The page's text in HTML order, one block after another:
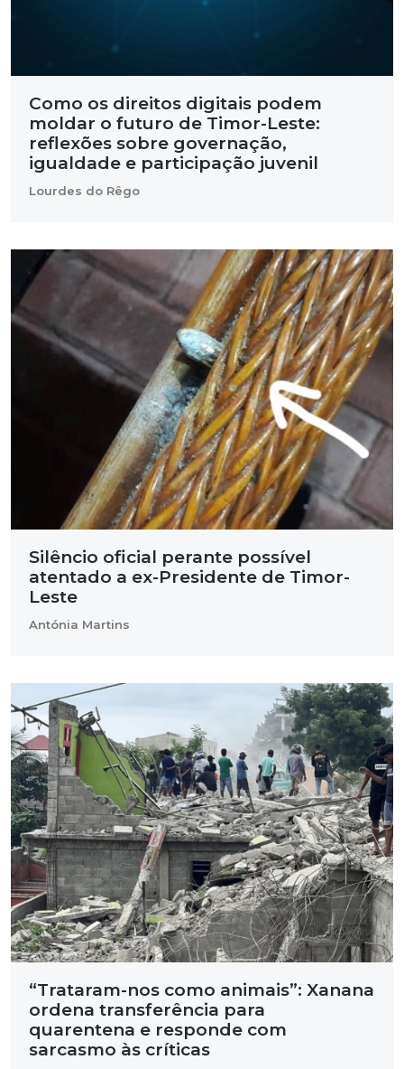
Como os direitos digitais podem
moldar o futuro de Timor-Leste:
reflexões sobre governação,
igualdade e participação juvenil
Lourdes do Rêgo
Silêncio oficial perante possível
atentado a ex-Presidente de Timor-
Leste
Antónia Martins
“Trataram-nos como animais”: Xanana
ordena transferência para
quarentena e responde com
sarcasmo às críticas